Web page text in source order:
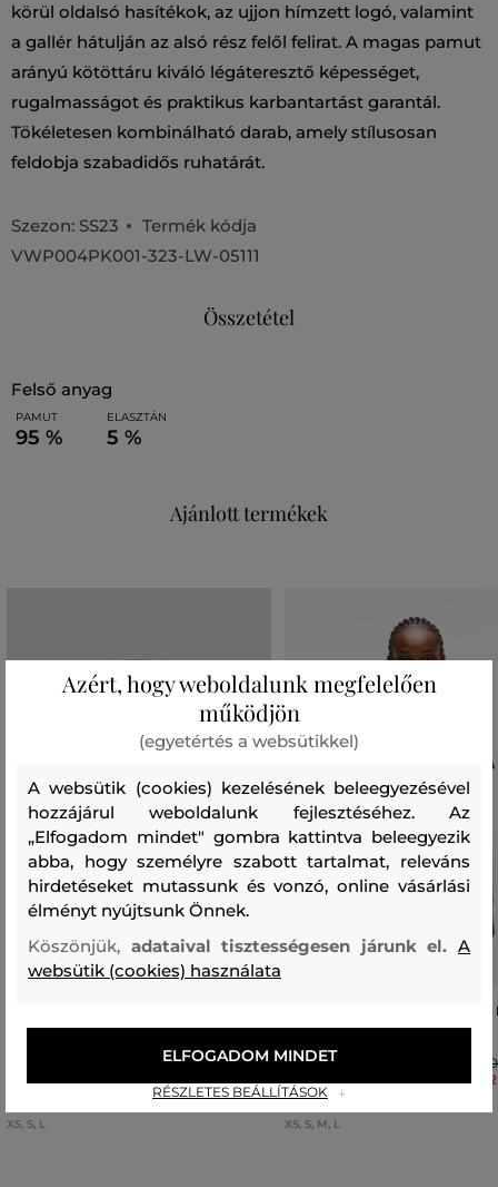
körül oldalsó hasítékok, az ujjon hímzett logó, valamint
a gallér hátulján az alsó rész felől felirat. A magas pamut
arányú kötöttáru kiváló légáteresztő képességet,
rugalmasságot és praktikus karbantartást garantál.
Tökéletesen kombinálható darab, amely stílusosan
feldobja szabadidős ruhatárát.
Szezon: SS23
Termék kódja
VWP004PK001-323-LW-05111
Összetétel
felső anyag
PAMUT
95 %
ELASZTÁN
5 %
Ajánlott termékek
T-SHIRT
60 990 Ft
42 690 Ft
XS, S, L
PÓLÓ KARL LAGERFELD IKON
T-SHIRT
XS, S, M, L
Azért, hogy weboldalunk megfelelően
működjön
(egyetértés a websütikkel)
A websütik (cookies) kezelésének beleegyezésével
hozzájárul weboldalunk fejlesztéséhez. Az
„Elfogadom mindet" gombra kattintva beleegyezik
abba, hogy személyre szabott tartalmat, releváns
hirdetéseket mutassunk és vonzó, online vásárlási
élményt nyújtsunk Önnek.
Köszönjük, adataival tisztességesen járunk el.A
websütik (cookies) használata
RÉSZLETES BEÁLLÍTÁSOK
ELFOGADOM MINDET